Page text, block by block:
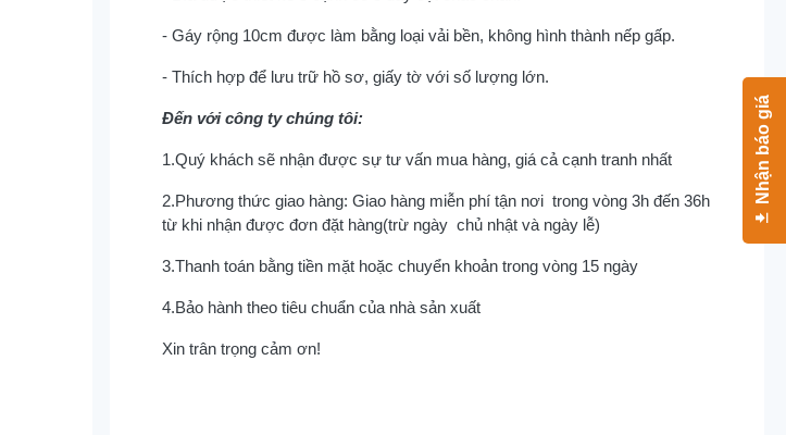
- Gáy rộng 10cm được làm bằng loại vải bền, không hình thành nếp gấp.
- Thích hợp để lưu trữ hồ sơ, giấy tờ với số lượng lớn.
Đến với công ty chúng tôi:
1.Quý khách sẽ nhận được sự tư vấn mua hàng, giá cả cạnh tranh nhất
2.Phương thức giao hàng: Giao hàng miễn phí tận nơi trong vòng 3h đến 36h
từ khi nhận được đơn đặt hàng(trừ ngày chủ nhật và ngày lễ)
3.Thanh toán bằng tiền mặt hoặc chuyển khoản trong vòng 15 ngày
4.Bảo hành theo tiêu chuẩn của nhà sản xuất
Xin trân trọng cảm ơn!
Nhận báo giá